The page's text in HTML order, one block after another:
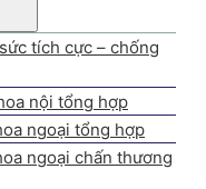
tích cực – chống
nội tổng hợp
ngoại tổng hợp
ngoại chấn thương